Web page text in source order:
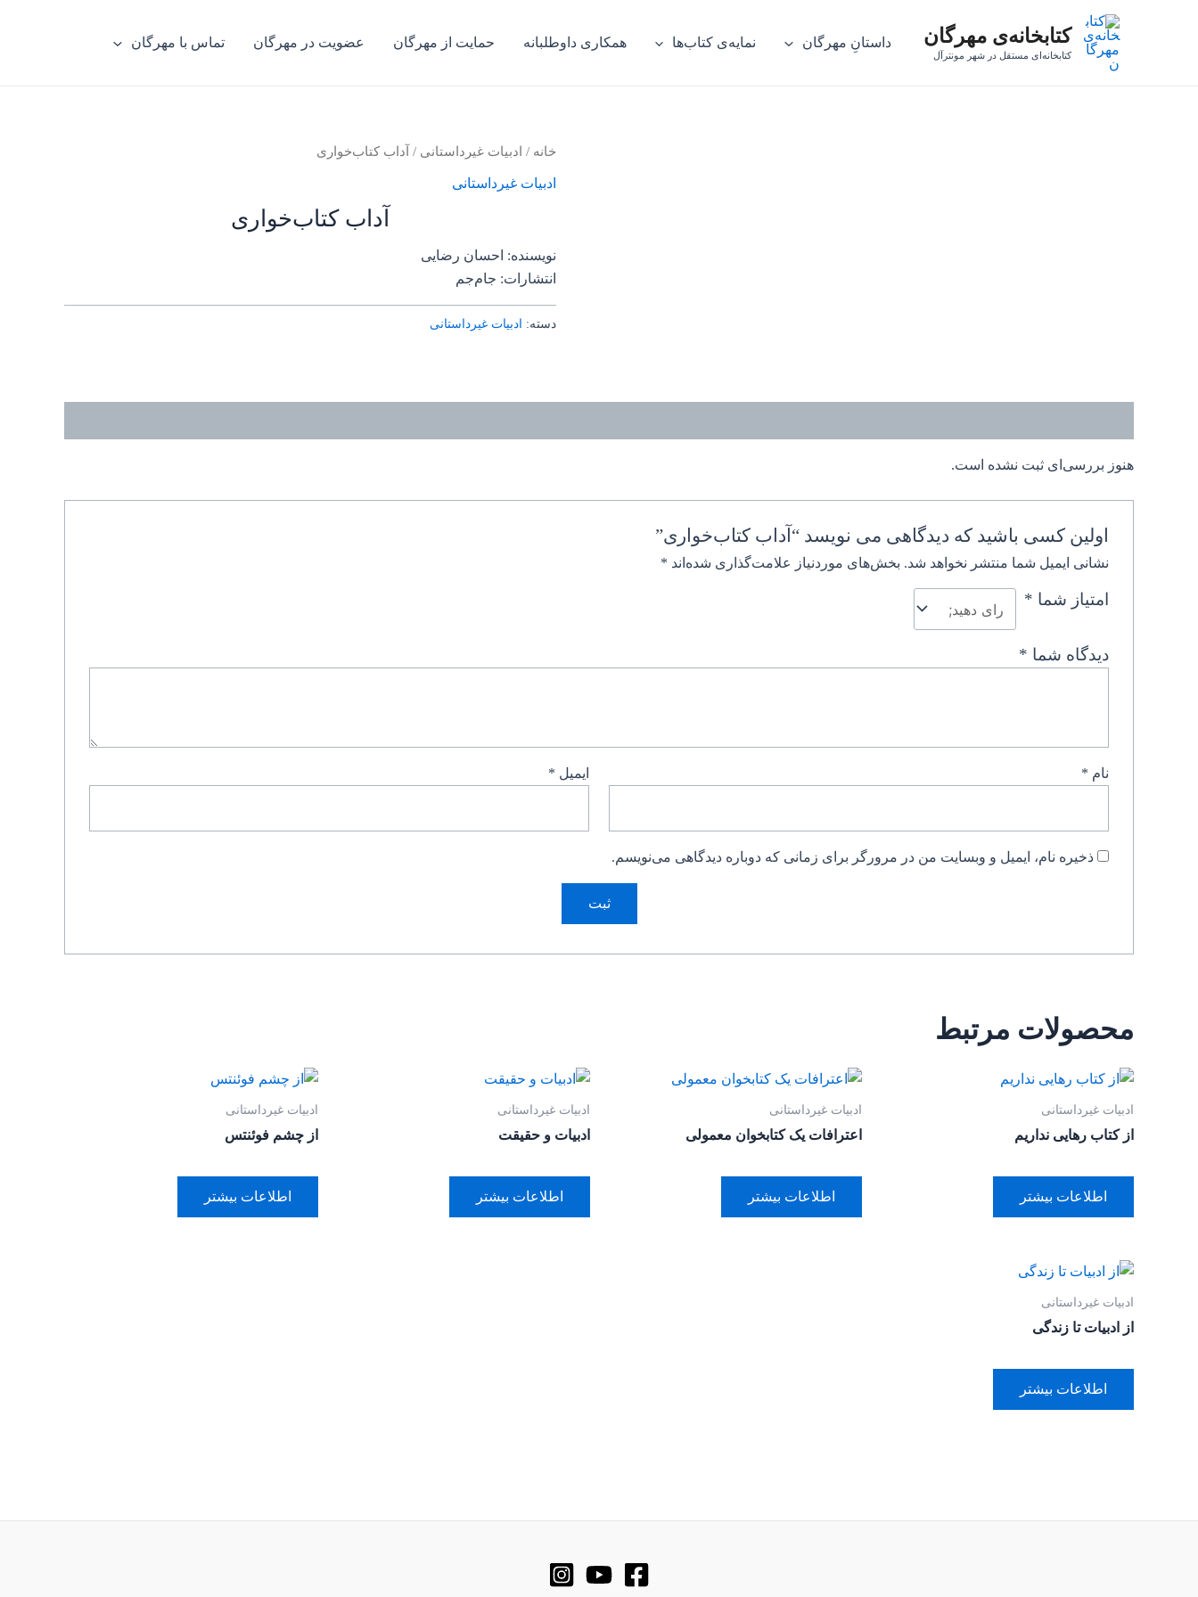
کتابخانه‌ی مهرگان
کتابخانه‌ای مستقل در شهر مونترآل
داستانِ مهرگان نمایه‌ی کتاب‌ها همکاری داوطلبانه حمایت از مهرگان عضویت در مهرگان تماس با مهرگان
خانه / ادبیات غیرداستانی / آداب کتاب‌خواری
ادبیات غیرداستانی
آداب کتاب‌خواری
نویسنده: احسان رضایی
انتشارات: جام‌جم
دسته: ادبیات غیرداستانی
هنوز بررسی‌ای ثبت نشده است.
اولین کسی باشید که دیدگاهی می نویسد “آداب کتاب‌خواری”
نشانی ایمیل شما منتشر نخواهد شد. بخش‌های موردنیاز علامت‌گذاری شده‌اند *
امتیاز شما *
دیدگاه شما *
نام * ایمیل *
ذخیره نام، ایمیل و وبسایت من در مرورگر برای زمانی که دوباره دیدگاهی می‌نویسم.
محصولات مرتبط
ادبیات غیرداستانی
از کتاب رهایی نداریم
اطلاعات بیشتر
ادبیات غیرداستانی
اعترافات یک کتابخوان معمولی
اطلاعات بیشتر
ادبیات غیرداستانی
ادبیات و حقیقت
اطلاعات بیشتر
ادبیات غیرداستانی
از چشم فوئنتس
اطلاعات بیشتر
ادبیات غیرداستانی
از ادبیات تا زندگی
اطلاعات بیشتر